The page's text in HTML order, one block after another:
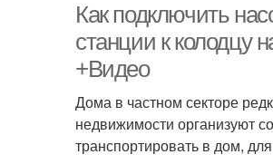
Как подключить
станции к колодцу
+Видео
Дома в частном секторе
недвижимости организуют
транспортировать в дом,